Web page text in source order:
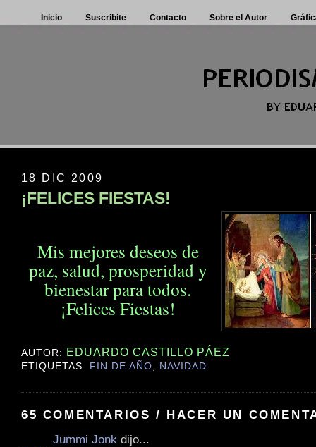
Inicio Suscribite Contacto Sobre el Autor
18 DIC 2009
¡FELICES FIESTAS!
Mis mejores deseos de
paz, salud, prosperidady
bienestar para todos.
¡Felices Fiestas!
AUTOR: EDUARDO CASTILLO PÁEZ
ETIQUETAS: FIN DE AÑO, NAVIDAD
65 COMENTARIOS / HACER UN
Jummi Jonk dijo...